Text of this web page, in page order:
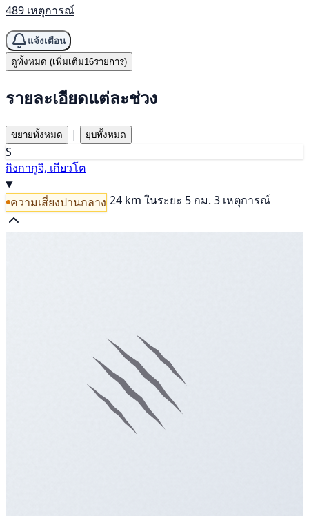
489 เหตุการณ์
แจ้งเตือน
ดูทั้งหมด (เพิ่มเติม16รายการ)
รายละเอียดแต่ละช่วง
ขยายทั้งหมด | ยุบทั้งหมด
S
กิงกากูจิ, เกียวโต
ความเสี่ยงปานกลาง 24 km ในระยะ 5 กม. 3 เหตุการณ์